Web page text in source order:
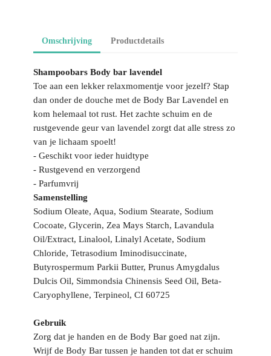
Omschrijving Productdetails
Shampoobars Body bar lavendel
Toe aan een lekker relaxmomentje voor jezelf? Stap
dan onder de douche met de Body Bar Lavendel en
kom helemaal tot rust. Het zachte schuim en de
rustgevende geur van lavendel zorgt dat alle stress zo
van je lichaam spoelt!
- Geschikt voor ieder huidtype
- Rustgevend en verzorgend
- Parfumvrij
Samenstelling
Sodium Oleate, Aqua, Sodium Stearate, Sodium
Cocoate, Glycerin, Zea Mays Starch, Lavandula
Oil/Extract, Linalool, Linalyl Acetate, Sodium
Chloride, Tetrasodium Iminodisuccinate,
Butyrospermum Parkii Butter, Prunus Amygdalus
Dulcis Oil, Simmondsia Chinensis Seed Oil, Beta-
Caryophyllene, Terpineol, CI 60725
Gebruik
Zorg dat je handen en de Body Bar goed nat zijn.
Wrijf de Body Bar tussen je handen tot dat er schuim